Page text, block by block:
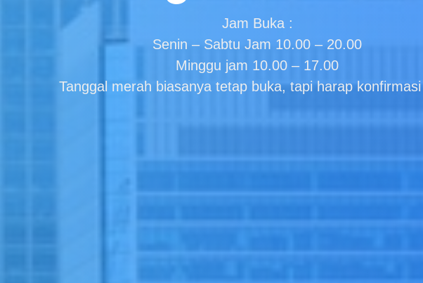
Jam Buka :
Senin – Sabtu Jam 10.00 – 20.00
Minggu jam 10.00 – 17.00
Tanggal merah biasanya tetap buka, tapi harap konfirmasi